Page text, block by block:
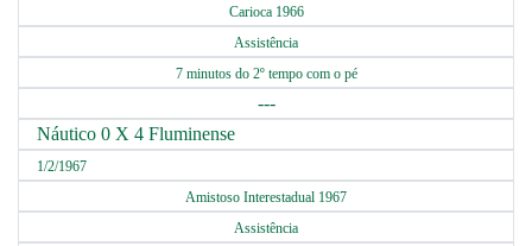
Carioca 1966
Assistência
7 minutos do 2º tempo com o pé
---
Náutico 0 X 4 Fluminense
1/2/1967
Amistoso Interestadual 1967
Assistência